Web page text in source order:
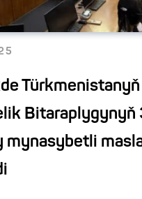
Türkmenistanyň
Bitaraplygynyň
mynasybetli